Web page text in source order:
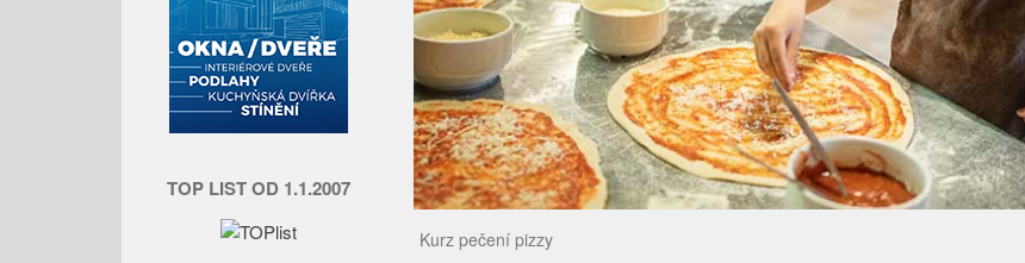
TOP LIST OD 1.1.2007
Kurz pečení pizzy